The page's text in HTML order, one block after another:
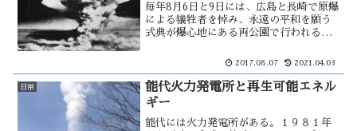
毎年8月6日と9日には、広島と長崎で原爆
による犠牲者を悼み、永遠の平和を願う
式典が爆心地にある両公園で行われる。
７日に「核兵器禁止条約」が採択され、
日本語の固有名詞が使われた。
2017.08.07 2021.04.03
日常
能代火力発電所と再生可能エネル
ギー
能代には火力発電所がある。１９８１年